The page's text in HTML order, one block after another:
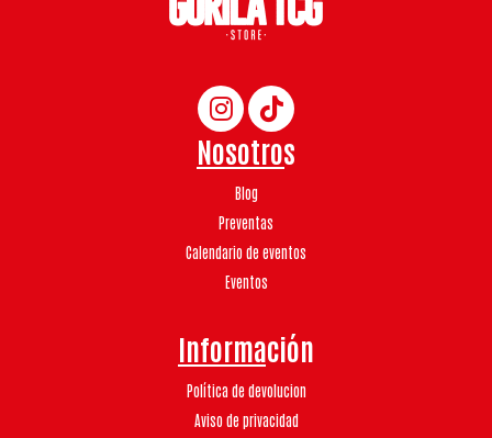
Nosotros
Blog
Preventas
Calendario de eventos
Eventos
Información
Política de devolucion
Aviso de privacidad